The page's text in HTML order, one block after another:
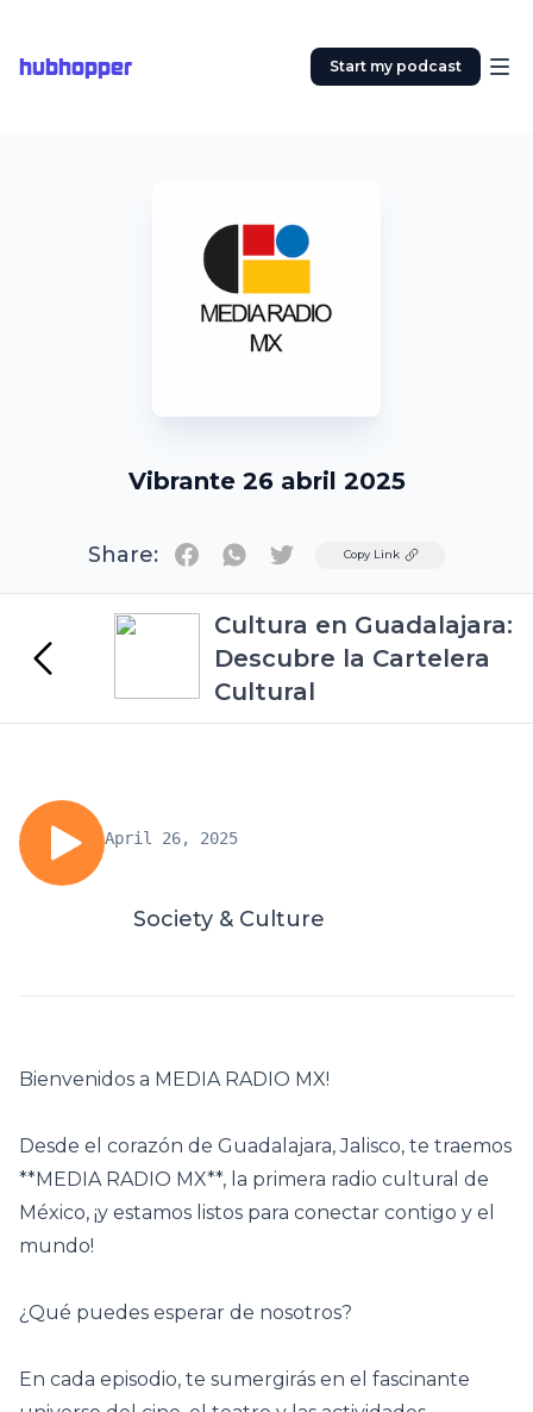
hubhopper Start my podcast
Vibrante 26 abril 2025
Share: TwitterCopy Link
Cultura en Guadalajara:
Descubre la Cartelera
Cultural
April 26, 2025
Society & Culture
Bienvenidos a MEDIA RADIO MX!
Desde el corazón de Guadalajara, Jalisco, te traemos
**MEDIA RADIO MX**, la primera radio cultural de
México, ¡y estamos listos para conectar contigo y el
mundo!
¿Qué puedes esperar de nosotros?
En cada episodio, te sumergirás en el fascinante